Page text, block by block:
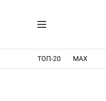
ТОП-20 MAX